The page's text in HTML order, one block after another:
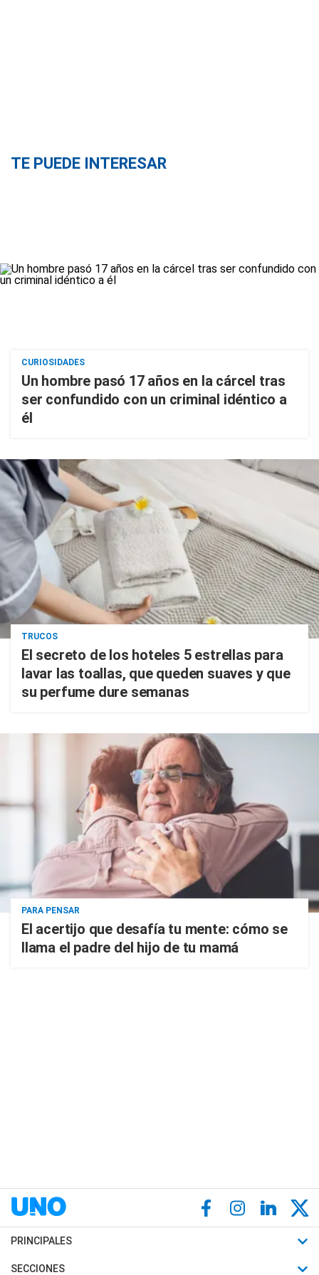
TE PUEDE INTERESAR
CURIOSIDADES
Un hombre pasó 17 años en la cárcel tras
ser confundido con un criminal idéntico a
él
TRUCOS
El secreto de los hoteles 5 estrellas para
lavar las toallas, que queden suaves y que
su perfume dure semanas
PARA PENSAR
El acertijo que desafía tu mente: cómo se
llama el padre del hijo de tu mamá
PRINCIPALES
Últimas Noticias
SECCIONES